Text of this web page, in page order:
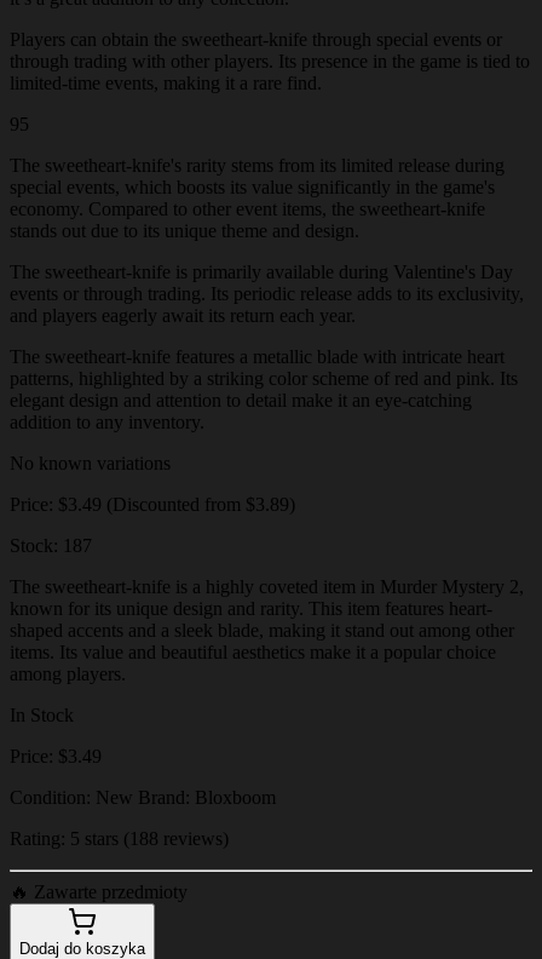
Players can obtain the sweetheart-knife through special events or
through trading with other players. Its presence in the game is tied to
limited-time events, making it a rare find.
95
The sweetheart-knife's rarity stems from its limited release during
special events, which boosts its value significantly in the game's
economy. Compared to other event items, the sweetheart-knife
stands out due to its unique theme and design.
The sweetheart-knife is primarily available during Valentine's Day
events or through trading. Its periodic release adds to its exclusivity,
and players eagerly await its return each year.
The sweetheart-knife features a metallic blade with intricate heart
patterns, highlighted by a striking color scheme of red and pink. Its
elegant design and attention to detail make it an eye-catching
addition to any inventory.
No known variations
Price: $3.49 (Discounted from $3.89)
Stock: 187
The sweetheart-knife is a highly coveted item in Murder Mystery 2,
known for its unique design and rarity. This item features heart-
shaped accents and a sleek blade, making it stand out among other
items. Its value and beautiful aesthetics make it a popular choice
among players.
In Stock
Price: $3.49
Condition: New Brand: Bloxboom
Rating: 5 stars (188 reviews)
🔥 Zawarte przedmioty
Dodaj do koszyka